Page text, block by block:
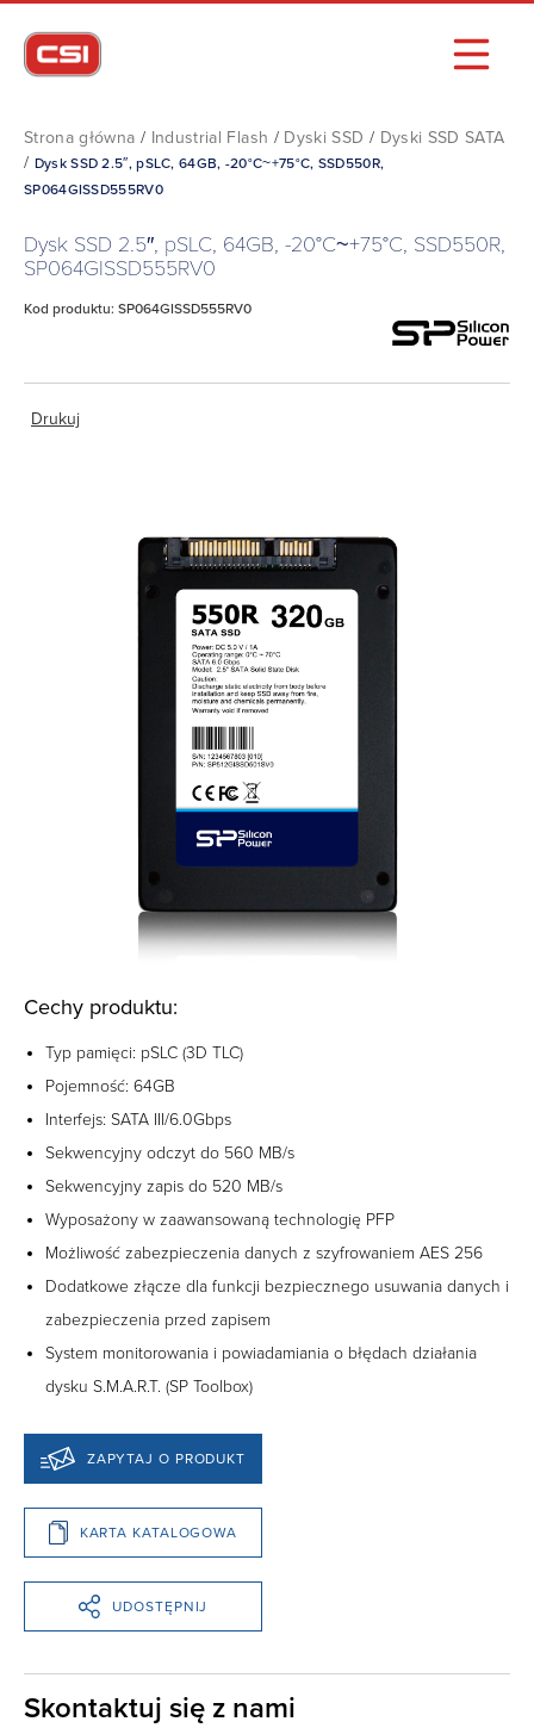
Strona główna / Industrial Flash / Dyski SSD / Dyski SSD SATA
/ Dysk SSD 2.5″, pSLC, 64GB, -20°C~+75°C, SSD550R,
SP064GISSD555RV0
Dysk SSD 2.5″, pSLC, 64GB, -20°C~+75°C, SSD550R,
SP064GISSD555RV0
Kod produktu: SP064GISSD555RV0
Drukuj
Cechy produktu:
Typ pamięci: pSLC (3D TLC)
Pojemność: 64GB
Interfejs: SATA III/6.0Gbps
Sekwencyjny odczyt do 560 MB/s
Sekwencyjny zapis do 520 MB/s
Wyposażony w zaawansowaną technologię PFP
Możliwość zabezpieczenia danych z szyfrowaniem AES 256
Dodatkowe złącze dla funkcji bezpiecznego usuwania danych i
zabezpieczenia przed zapisem
System monitorowania i powiadamiania o błędach działania
dysku S.M.A.R.T. (SP Toolbox)
ZAPYTAJ O PRODUKT
KARTA KATALOGOWA
UDOSTĘPNIJ
Skontaktuj się z nami